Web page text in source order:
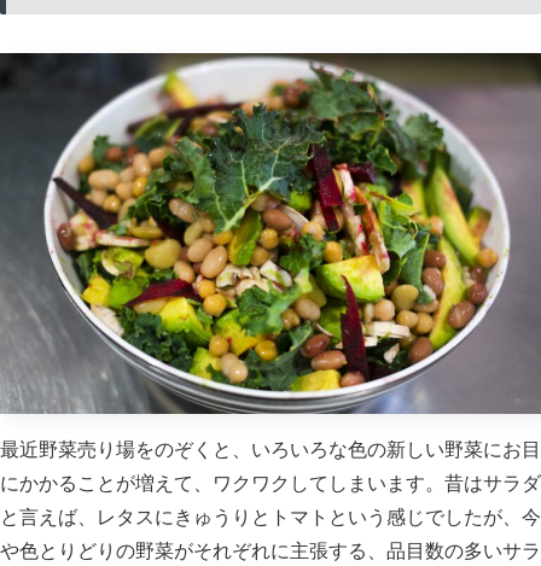
最近野菜売り場をのぞくと、いろいろな色の新しい野菜にお目
にかかることが増えて、ワクワクしてしまいます。昔はサラダ
と言えば、レタスにきゅうりとトマトという感じでしたが、今
や色とりどりの野菜がそれぞれに主張する、品目数の多いサラ